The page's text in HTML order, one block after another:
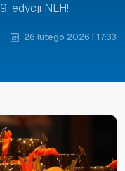
edycji NLH!
26 lutego 2026 | 17:33